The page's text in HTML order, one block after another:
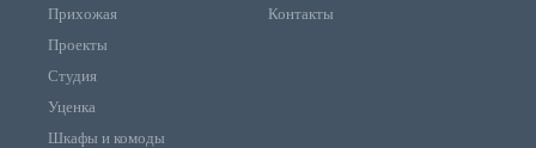
Прихожая
Проекты
Студия
Уценка
Шкафы и комоды
Контакты